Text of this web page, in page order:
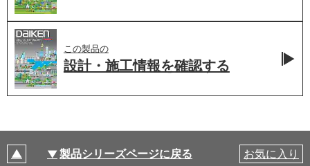
この製品の
設計・施工情報を確認する
製品シリーズページに戻る お気に入り